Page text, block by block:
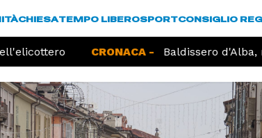
CHIESATEMPO LIBEROSPORTCONSIGLIO
CRONACA - Baldissero d'Alba,